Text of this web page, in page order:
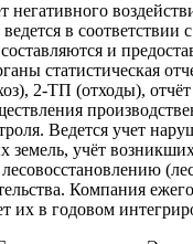
негативного
в соответствии
и
статистическая
2-ТП (отходы),
Ведется учет
земель, учёт
Компания
их в годовом